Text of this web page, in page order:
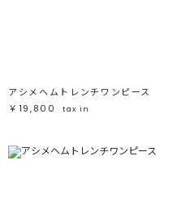
アシメヘムトレンチワンピース
￥19,800
tax in